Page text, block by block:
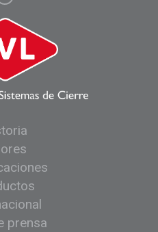
prensa